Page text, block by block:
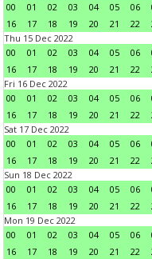
00
01 02 03 04 05 06
16
17 18 19 20 21 22
Thu 15 Dec 2022
00
01 02 03 04 05 06
16
17 18 19 20 21 22
Fri 16 Dec 2022
00
01 02 03 04 05 06
16
17 18 19 20 21 22
Sat 17 Dec 2022
00
01 02 03 04 05 06
16
17 18 19 20 21 22
Sun 18 Dec 2022
00
01 02 03 04 05 06
16
17 18 19 20 21 22
Mon 19 Dec 2022
00
01 02 03 04 05 06
16
17 18 19 20 21 22